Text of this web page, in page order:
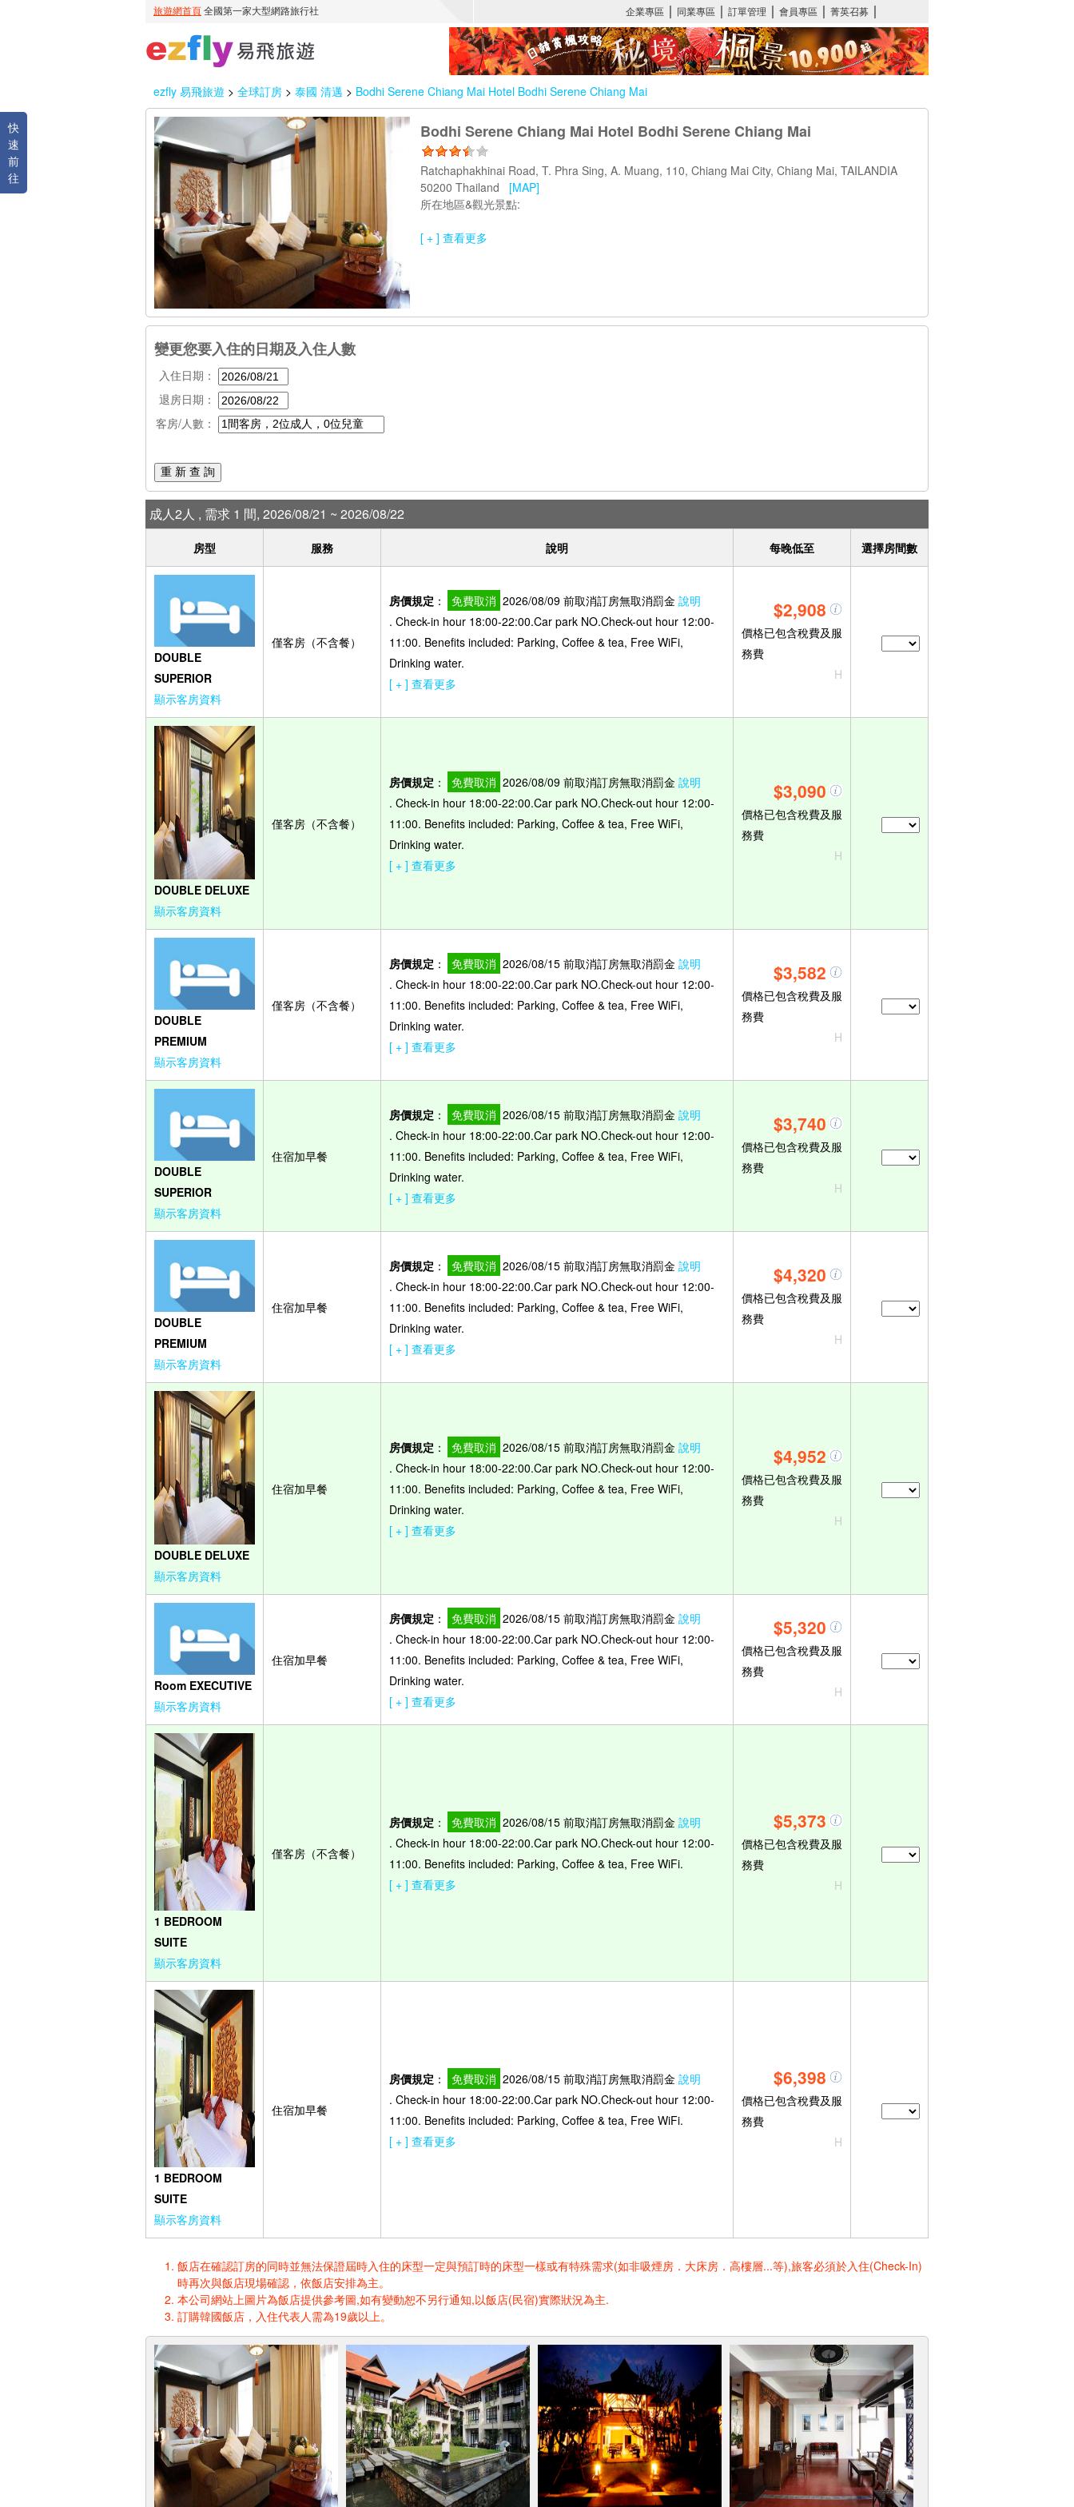
ezfly 易飛旅遊 > 全球訂房 > 泰國 清邁 > Bodhi Serene Chiang Mai Hotel Bodhi Serene Chiang Mai
快
速
前
往
Bodhi Serene Chiang Mai Hotel Bodhi Serene Chiang Mai
Ratchaphakhinai Road, T. Phra Sing, A. Muang, 110, Chiang Mai City, Chiang Mai, TAILANDIA
50200 Thailand [MAP]
所在地區&觀光景點:
[ + ] 查看更多
變更您要入住的日期及入住人數
入住日期：
退房日期：
客房/人數：
重 新 查 詢
成人2人 , 需求 1 間, 2026/08/21 ~ 2026/08/22
房型 服務 說明 每晚低至 選擇房間數
DOUBLE
SUPERIOR
顯示客房資料
僅客房（不含餐）
房價規定 ： 免費取消 2026/08/09 前取消訂房無取消罰金 說明
. Check-in hour 18:00-22:00.Car park NO.Check-out hour 12:00-
11:00. Benefits included: Parking, Coffee & tea, Free WiFi,
Drinking water.
[ + ] 查看更多
$2,908
價格已包含稅費及服
務費
H
DOUBLE DELUXE
顯示客房資料
僅客房（不含餐）
房價規定 ： 免費取消 2026/08/09 前取消訂房無取消罰金 說明
. Check-in hour 18:00-22:00.Car park NO.Check-out hour 12:00-
11:00. Benefits included: Parking, Coffee & tea, Free WiFi,
Drinking water.
[ + ] 查看更多
$3,090
價格已包含稅費及服
務費
H
DOUBLE
PREMIUM
顯示客房資料
僅客房（不含餐）
房價規定 ： 免費取消 2026/08/15 前取消訂房無取消罰金 說明
. Check-in hour 18:00-22:00.Car park NO.Check-out hour 12:00-
11:00. Benefits included: Parking, Coffee & tea, Free WiFi,
Drinking water.
[ + ] 查看更多
$3,582
價格已包含稅費及服
務費
H
DOUBLE
SUPERIOR
顯示客房資料
住宿加早餐
房價規定 ： 免費取消 2026/08/15 前取消訂房無取消罰金 說明
. Check-in hour 18:00-22:00.Car park NO.Check-out hour 12:00-
11:00. Benefits included: Parking, Coffee & tea, Free WiFi,
Drinking water.
[ + ] 查看更多
$3,740
價格已包含稅費及服
務費
H
DOUBLE
PREMIUM
顯示客房資料
住宿加早餐
房價規定 ： 免費取消 2026/08/15 前取消訂房無取消罰金 說明
. Check-in hour 18:00-22:00.Car park NO.Check-out hour 12:00-
11:00. Benefits included: Parking, Coffee & tea, Free WiFi,
Drinking water.
[ + ] 查看更多
$4,320
價格已包含稅費及服
務費
H
DOUBLE DELUXE
顯示客房資料
住宿加早餐
房價規定 ： 免費取消 2026/08/15 前取消訂房無取消罰金 說明
. Check-in hour 18:00-22:00.Car park NO.Check-out hour 12:00-
11:00. Benefits included: Parking, Coffee & tea, Free WiFi,
Drinking water.
[ + ] 查看更多
$4,952
價格已包含稅費及服
務費
H
Room EXECUTIVE
顯示客房資料
住宿加早餐
房價規定 ： 免費取消 2026/08/15 前取消訂房無取消罰金 說明
. Check-in hour 18:00-22:00.Car park NO.Check-out hour 12:00-
11:00. Benefits included: Parking, Coffee & tea, Free WiFi,
Drinking water.
[ + ] 查看更多
$5,320
價格已包含稅費及服
務費
H
1 BEDROOM
SUITE
顯示客房資料
僅客房（不含餐）
房價規定 ： 免費取消 2026/08/15 前取消訂房無取消罰金 說明
. Check-in hour 18:00-22:00.Car park NO.Check-out hour 12:00-
11:00. Benefits included: Parking, Coffee & tea, Free WiFi.
[ + ] 查看更多
$5,373
價格已包含稅費及服
務費
H
1 BEDROOM
SUITE
顯示客房資料
住宿加早餐
房價規定 ： 免費取消 2026/08/15 前取消訂房無取消罰金 說明
. Check-in hour 18:00-22:00.Car park NO.Check-out hour 12:00-
11:00. Benefits included: Parking, Coffee & tea, Free WiFi.
[ + ] 查看更多
$6,398
價格已包含稅費及服
務費
H
飯店在確認訂房的同時並無法保證屆時入住的床型一定與預訂時的床型一樣或有特殊需求(如非吸煙房．大床房．高樓層...等),旅客必須於入住(Check-In)
時再次與飯店現場確認，依飯店安排為主。
本公司網站上圖片為飯店提供參考圖,如有變動恕不另行通知,以飯店(民宿)實際狀況為主.
訂購韓國飯店，入住代表人需為19歲以上。